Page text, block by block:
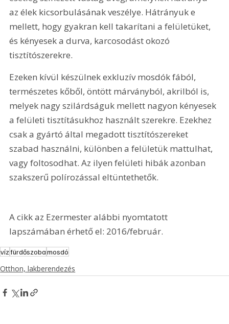
az élek kicsorbulásának veszélye. Hátrányuk e
mellett, hogy gyakran kell takarítani a felületüket,
és kényesek a durva, karcosodást okozó
tisztítószerekre.
Ezeken kívül készülnek exkluzív mosdók fából,
természetes kőből, öntött márványból, akrilból is,
melyek nagy szilárdságuk mellett nagyon kényesek
a felületi tisztításukhoz használt szerekre. Ezekhez
csak a gyártó által megadott tisztítószereket
szabad használni, különben a felületük mattulhat,
vagy foltosodhat. Az ilyen felületi hibák azonban
szakszerű polírozással eltüntethetők.
A cikk az Ezermester alábbi nyomtatott
lapszámában érhető el: 2016/február.
vízfürdőszobamosdó
Otthon, lakberendezés